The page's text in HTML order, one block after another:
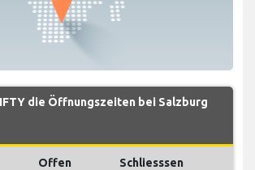
die Öffnungszeiten bei Salzburg
Offen Schliesssen